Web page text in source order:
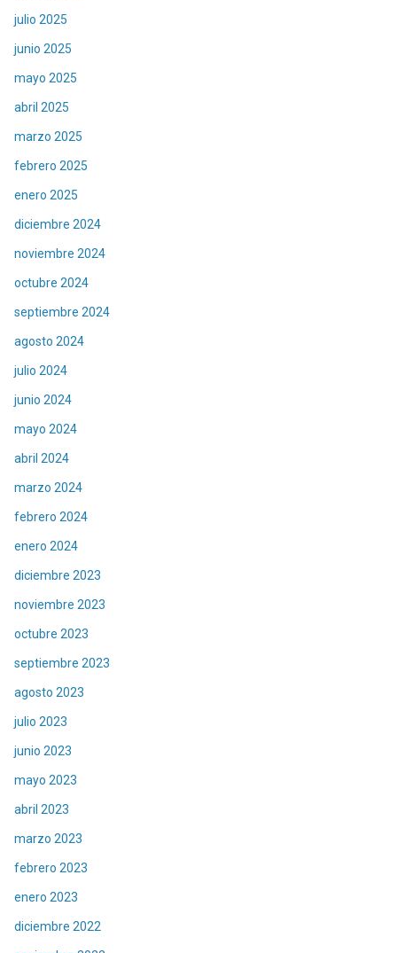
julio 2025
junio 2025
mayo 2025
abril 2025
marzo 2025
febrero 2025
enero 2025
diciembre 2024
noviembre 2024
octubre 2024
septiembre 2024
agosto 2024
julio 2024
junio 2024
mayo 2024
abril 2024
marzo 2024
febrero 2024
enero 2024
diciembre 2023
noviembre 2023
octubre 2023
septiembre 2023
agosto 2023
julio 2023
junio 2023
mayo 2023
abril 2023
marzo 2023
febrero 2023
enero 2023
diciembre 2022